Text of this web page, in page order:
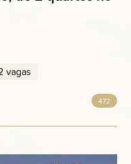
vagas
472